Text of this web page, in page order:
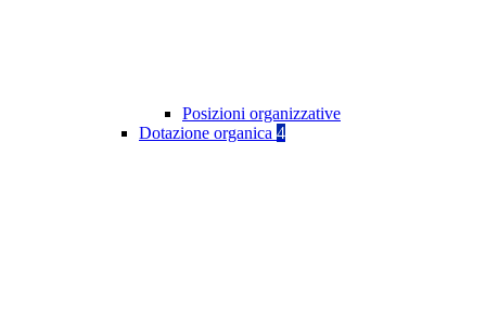
Posizioni organizzative
Dotazione organica 4